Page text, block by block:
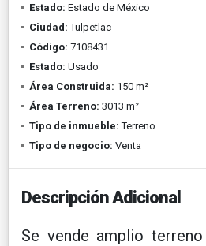
Estado: Estado de México
Ciudad: Tulpetlac
Código: 7108431
Estado: Usado
Área Construida: 150 m²
Área Terreno: 3013 m²
Tipo de inmueble: Terreno
Tipo de negocio: Venta
Descripción Adicional
Se vende amplio